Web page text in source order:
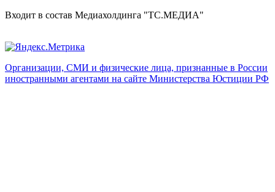
Входит в состав Медиахолдинга "ТС.МЕДИА"
Организации, СМИ и физические лица, признанные в России
иностранными агентами на сайте Министерства Юстиции РФ